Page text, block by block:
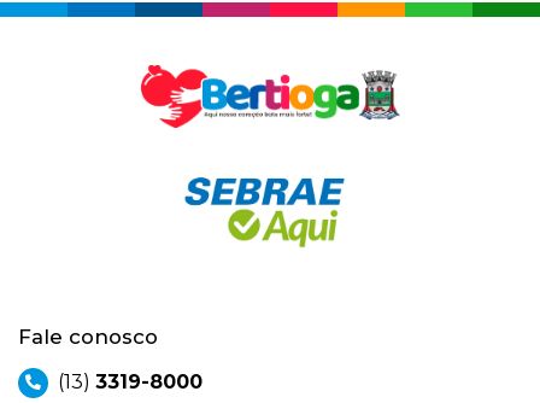
Fale conosco
(13) 3319-8000